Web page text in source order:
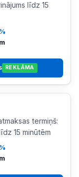
līdz 15
REKLĀMA
termiņš:
15 minūtēm